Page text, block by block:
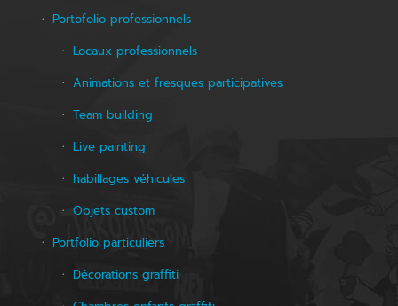
Portofolio professionnels
Locaux professionnels
Animations et fresques participatives
Team building
Live painting
habillages véhicules
Objets custom
Portfolio particuliers
Décorations graffiti